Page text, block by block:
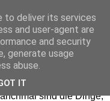
Einfach und schön -
sind die Dinge,
to deliver its services
and user-agent are
and security
generate usage
abuse.
IT